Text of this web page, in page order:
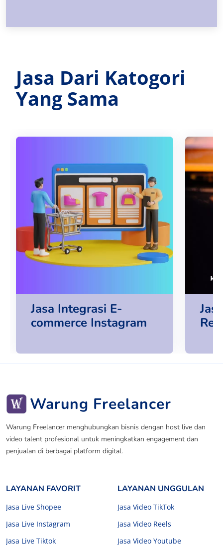
Jasa Dari Katogori
Yang Sama
Jasa Integrasi E-
commerce Instagram
Warung Freelancer
Warung Freelancer menghubungkan bisnis dengan host live dan
video talent profesional untuk meningkatkan engagement dan
penjualan di berbagai platform digital.
LAYANAN FAVORIT
Jasa Live Shopee
Jasa Live Instagram
Jasa Live Tiktok
LAYANAN UNGGULAN
Jasa Video TikTok
Jasa Video Reels
Jasa Video Youtube